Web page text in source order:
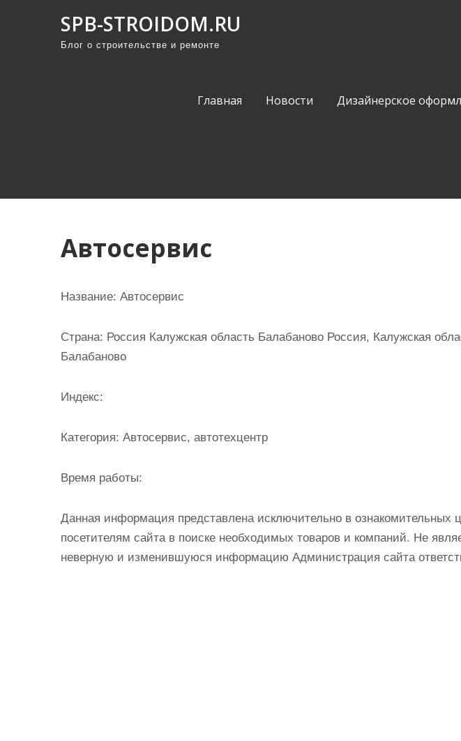
SPB-STROIDOM.RU
Блог о строительстве и ремонте
Главная Новости Дизайнерское
Автосервис
Название: Автосервис
Страна: Россия Калужская область Балабаново Россия, Калужская
Балабаново
Индекс:
Категория: Автосервис, автотехцентр
Время работы:
Данная информация представлена исключительно в ознакомительных
посетителям сайта в поиске необходимых товаров и компаний. Не
неверную и изменившуюся информацию Администрация сайта